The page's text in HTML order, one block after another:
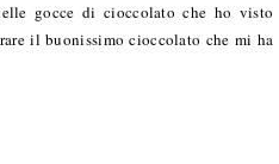
gocce di cioccolato che ho visto
il buonissimo cioccolato che mi ha